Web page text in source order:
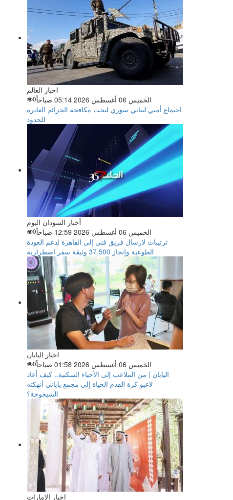
اخبار العالم
الخميس 06 أغسطس 2026 05:14 صباحاً
0
اجتماع أمني لبناني سوري لبحث مكافحة الجرائم العابرة
للحدود
أخبار السودان اليوم
الخميس 06 أغسطس 2026 12:59 صباحاً
0
ترتيبات لارسال فريق فني إلى القاهرة لدعم العودة
الطوعية وإنجاز 37,500 وثيقة سفر اضطرارية
اخبار اليابان
الخميس 06 أغسطس 2026 01:58 صباحاً
0
اليابان | من الملاعب إلى الأحياء السكنية.. كيف أعاد
لاعبو كرة القدم الحياة إلى مجمع ياباني أنهكته
الشيخوخة؟
اخبار الإمارات